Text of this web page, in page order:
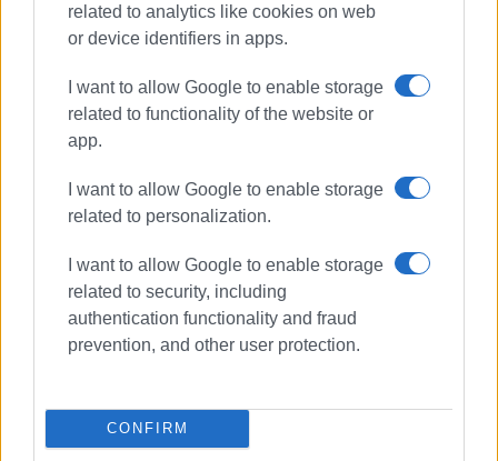
related to analytics like cookies on web
or device identifiers in apps.
I want to allow Google to enable storage
related to functionality of the website or
app.
I want to allow Google to enable storage
related to personalization.
I want to allow Google to enable storage
related to security, including
authentication functionality and fraud
prevention, and other user protection.
CONFIRM